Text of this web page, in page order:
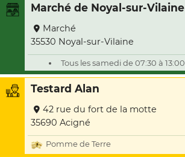
Marché de Noyal-sur-Vilaine
Marché
35530 Noyal-sur-Vilaine
Tous les samedi de 07:30 à 13:00
Testard Alan
42 rue du fort de la motte
35690 Acigné
Pomme de Terre